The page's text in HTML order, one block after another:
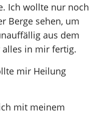
Ich wollte nur noch
Berge sehen, um
aus dem
alles in mir fertig.
mir Heilung
mit meinem